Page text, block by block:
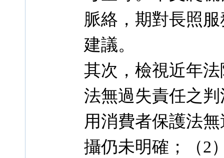
脈絡，期對長照
建議。
其次，檢視近年
法無過失責任之
用消費者保護法
攝仍未明確；（2